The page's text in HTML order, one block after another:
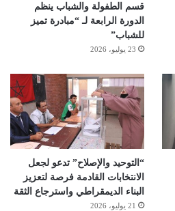
قسم الطفولة والشباب ينظم
الدورة الرابعة لـ “مبادرة تميز
للشباب”
23 يوليو، 2026
“التوحيد والإصلاح” تدعو لجعل
الانتخابات القادمة فرصة لتعزيز
البناء الديمقراطي واسترجاع الثقة
21 يوليو، 2026